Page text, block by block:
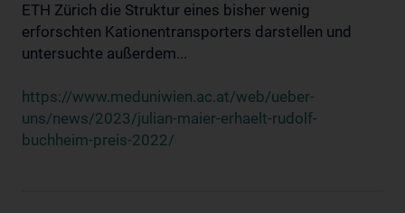
ETH Zürich die Struktur eines bisher wenig
erforschten Kationentransporters darstellen und
untersuchte außerdem...
https://www.meduniwien.ac.at/web/ueber-
uns/news/2023/julian-maier-erhaelt-rudolf-
buchheim-preis-2022/